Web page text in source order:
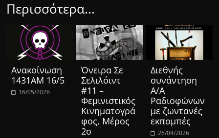
Περισσότερα...
Ανακοίνωση
1431ΑΜ 16/5
16/05/2026
Όνειρα Σε
Σελιλόιντ
#11 –
Φεμινιστικός
Κινηματογρά
φος, Μέρος
2ο
Διεθνής
συνάντηση
Α/Α
Ραδιοφώνων
με ζωντανές
εκπομπές
26/04/2026